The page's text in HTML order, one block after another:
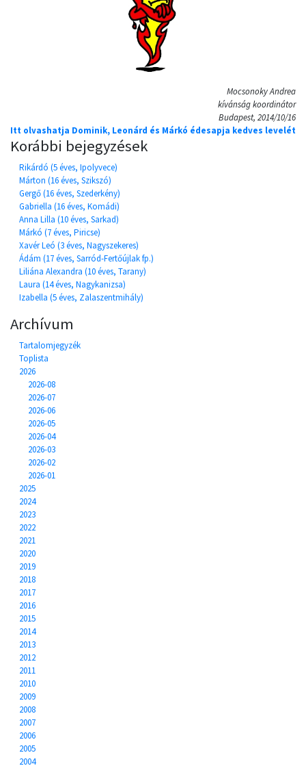
Mocsonoky Andrea
kívánság koordinátor
Budapest, 2014/10/16
Itt olvashatja Dominik, Leonárd és Márkó édesapja kedves levelét
Korábbi bejegyzések
Rikárdó (5 éves, Ipolyvece)
Márton (16 éves, Szikszó)
Gergő (16 éves, Szederkény)
Gabriella (16 éves, Komádi)
Anna Lilla (10 éves, Sarkad)
Márkó (7 éves, Piricse)
Xavér Leó (3 éves, Nagyszekeres)
Ádám (17 éves, Sarród-Fertőújlak fp.)
Liliána Alexandra (10 éves, Tarany)
Laura (14 éves, Nagykanizsa)
Izabella (5 éves, Zalaszentmihály)
Archívum
Tartalomjegyzék
Toplista
2026
2026-08
2026-07
2026-06
2026-05
2026-04
2026-03
2026-02
2026-01
2025
2024
2023
2022
2021
2020
2019
2018
2017
2016
2015
2014
2013
2012
2011
2010
2009
2008
2007
2006
2005
2004